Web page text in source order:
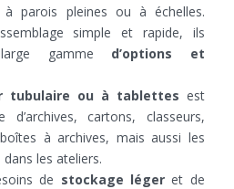
à parois pleines ou à échelles.
simple et rapide, ils
gamme d’options et
tubulaire ou à tablettes est
cartons, classeurs,
à archives, mais aussi les
les ateliers.
de stockage légeret de